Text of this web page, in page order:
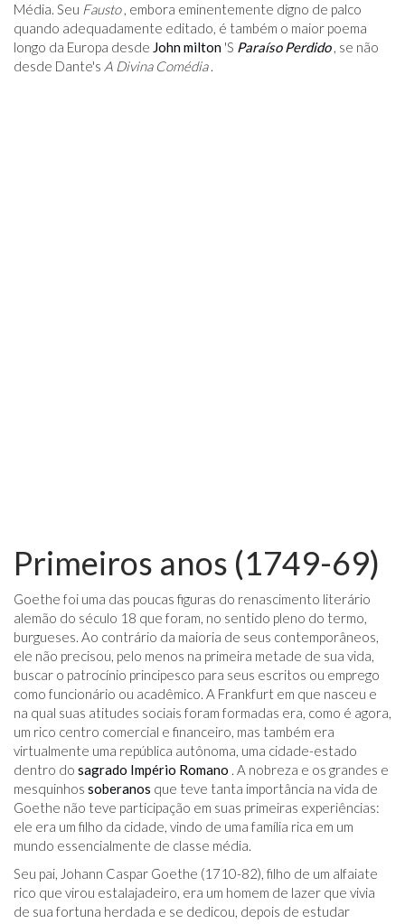
Média. Seu Fausto, embora eminentemente digno de palco
quando adequadamente editado, é também o maior poema
longo da Europa desde John milton 'S Paraíso Perdido , se não
desde Dante's A Divina Comédia.
Primeiros anos (1749-69)
Goethe foi uma das poucas figuras do renascimento literário
alemão do século 18 que foram, no sentido pleno do termo,
burgueses. Ao contrário da maioria de seus contemporâneos,
ele não precisou, pelo menos na primeira metade de sua vida,
buscar o patrocínio principesco para seus escritos ou emprego
como funcionário ou acadêmico. A Frankfurt em que nasceu e
na qual suas atitudes sociais foram formadas era, como é agora,
um rico centro comercial e financeiro, mas também era
virtualmente uma república autônoma, uma cidade-estado
dentro do sagrado Império Romano . A nobreza e os grandes e
mesquinhos soberanos que teve tanta importância na vida de
Goethe não teve participação em suas primeiras experiências:
ele era um filho da cidade, vindo de uma família rica em um
mundo essencialmente de classe média.
Seu pai, Johann Caspar Goethe (1710-82), filho de um alfaiate
rico que virou estalajadeiro, era um homem de lazer que vivia
de sua fortuna herdada e se dedicou, depois de estudar